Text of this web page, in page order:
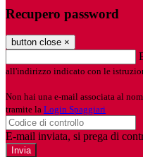
Recupero password
button close ×
all'indirizzo indicato con le
Non hai una e-mail associata al
tramite la Login Spaggiari
E-mail inviata, si prega di